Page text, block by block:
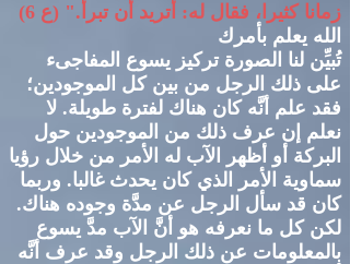
زمانا كثيرا، فقال له: أتريد أن تبرأ ." (ع 6)
الله يعلم بأمرك
تُبيِّن لنا الصورة تركيز يسوع المفاجىء
على ذلك الرجل من بين كل الموجودين؛
فقد علم أنَّه كان هناك لفترة طويلة. لا
نعلم إن عرف ذلك من الموجودين حول
البركة أو أظهر الآب له الأمر من خلال رؤيا
سماوية الأمر الذي كان يحدث غالبا. وربما
كان قد سأل الرجل عن مدَّة وجوده هناك.
لكن كل ما نعرفه هو أنَّ الآب مدَّ يسوع
بالمعلومات عن ذلك الرجل وقد عرف أنَّه